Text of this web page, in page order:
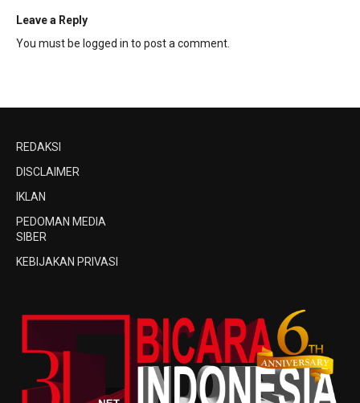
Leave a Reply
You must be logged in to post a comment.
REDAKSI
DISCLAIMER
IKLAN
PEDOMAN MEDIA
SIBER
KEBIJAKAN PRIVASI